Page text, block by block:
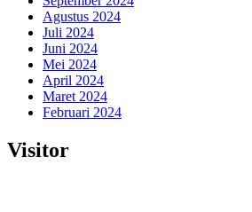
Agustus 2024
Juli 2024
Juni 2024
Mei 2024
April 2024
Maret 2024
Februari 2024
Visitor